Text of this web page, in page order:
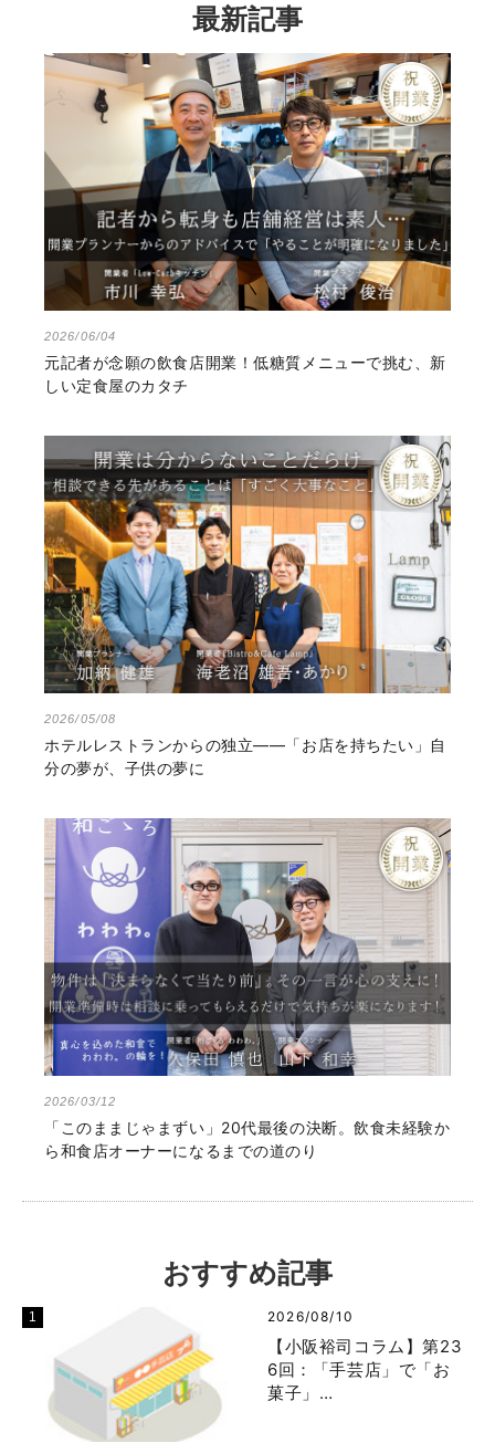
最新記事
2026/06/04
元記者が念願の飲食店開業！低糖質メニューで挑む、新
しい定食屋のカタチ
2026/05/08
ホテルレストランからの独立――「お店を持ちたい」自
分の夢が、子供の夢に
2026/03/12
「このままじゃまずい」20代最後の決断。飲食未経験か
ら和食店オーナーになるまでの道のり
おすすめ記事
2026/08/10
【小阪裕司コラム】第23
6回：「手芸店」で「お
菓子」…